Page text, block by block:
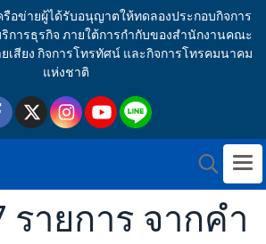
อข่ายผู้ได้รับอนุญาตให้ทดลองประกอบกิจการ
ริการธุรกิจ ภายใต้การกำกับของสำนักงานคณะ
เสียง กิจการโทรทัศน์ และกิจการโทรคมนาคม
แห่งชาติ
ายการ จากคำ